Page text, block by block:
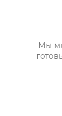
Мы